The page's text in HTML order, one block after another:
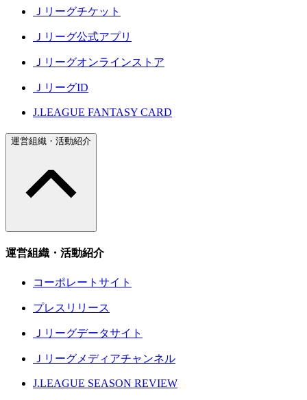
Ｊリーグチケット
Ｊリーグ公式アプリ
Ｊリーグオンラインストア
ＪリーグID
J.LEAGUE FANTASY CARD
運営組織・活動紹介
運営組織・活動紹介
コーポレートサイト
プレスリリース
Ｊリーグデータサイト
Ｊリーグメディアチャンネル
J.LEAGUE SEASON REVIEW